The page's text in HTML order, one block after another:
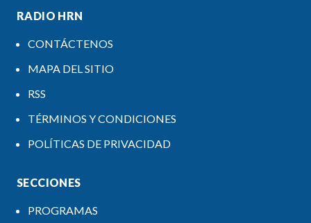
RADIO HRN
CONTÁCTENOS
MAPA DEL SITIO
RSS
TÉRMINOS Y CONDICIONES
POLÍTICAS DE PRIVACIDAD
SECCIONES
PROGRAMAS